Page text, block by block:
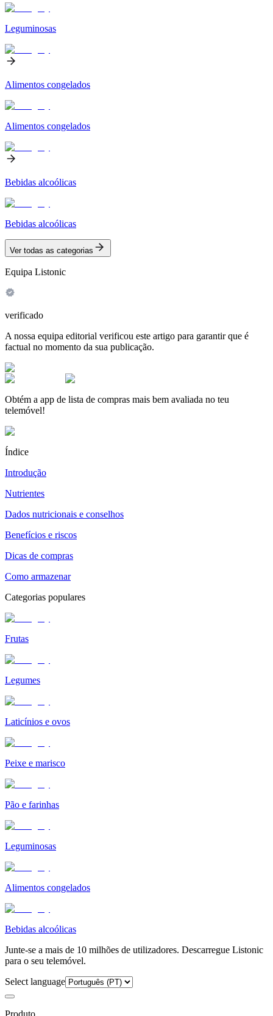
Leguminosas
Alimentos congelados
Alimentos congelados
Bebidas alcoólicas
Bebidas alcoólicas
Ver todas as categorias
Equipa Listonic
verificado
A nossa equipa editorial verificou este artigo para garantir que é
factual no momento da sua publicação.
Obtém a app de lista de compras mais bem avaliada no teu
telemóvel!
Índice
Introdução
Nutrientes
Dados nutricionais e conselhos
Benefícios e riscos
Dicas de compras
Como armazenar
Categorias populares
Frutas
Legumes
Laticínios e ovos
Peixe e marisco
Pão e farinhas
Leguminosas
Alimentos congelados
Bebidas alcoólicas
Junte-se a mais de 10 milhões de utilizadores. Descarregue Listonic
para o seu telemóvel.
Select language
Produto